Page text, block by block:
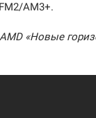
AM3+.
«Новые